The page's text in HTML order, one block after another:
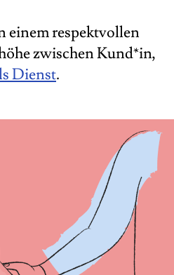
einem respektvollen
zwischen Kund*in,
Dienst.